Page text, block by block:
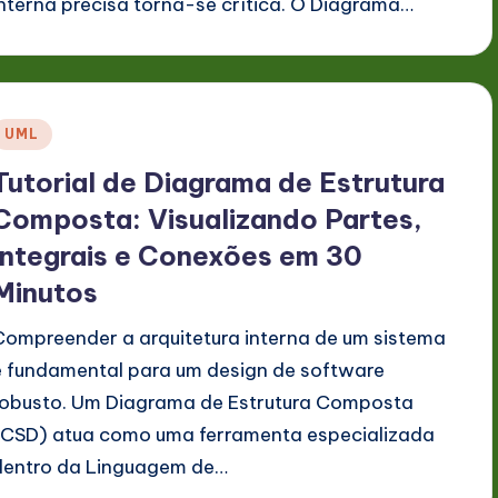
UML
de Diagrama de Estrutura
Visualizando Partes,
e Conexões em 30
a arquitetura interna de um sistema
fundamental para um design de software
Um Diagrama de Estrutura Composta
atua como uma ferramenta especializada
da Linguagem de…